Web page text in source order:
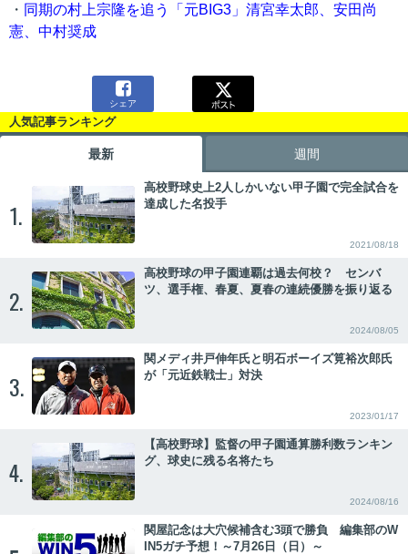
・ 同期の村上宗隆を追う「元BIG3」清宮幸太郎、安田尚
憲、中村奨成

シェア
人気記事ランキング
最新 週間
1.
高校野球史上2人しかいない甲子園で完全試合を
達成した名投手
2021/08/18
2.
高校野球の甲子園連覇は過去何校？ センバ
ツ、選手権、春夏、夏春の連続優勝を振り返る
2024/08/05
3.
関メディ井戸伸年氏と明石ボーイズ筧裕次郎氏
が「元近鉄戦士」対決
2023/01/17
4.
【高校野球】監督の甲子園通算勝利数ランキン
グ、球史に残る名将たち
2024/08/16
関屋記念は大穴候補含む3頭で勝負 編集部のW
IN5ガチ予想！～7月26日（日）～